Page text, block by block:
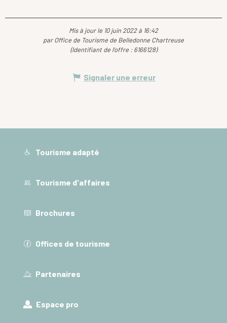
Mis à jour le 10 juin 2022 à 16:42
par Office de Tourisme de Belledonne Chartreuse
(Identifiant de l'offre : 6166128)
Signaler une erreur
Tourisme adapté
Tourisme d'affaires
Brochures
Offices de tourisme
Partenaires
Espace pro